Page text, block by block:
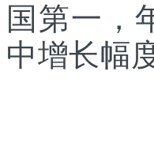
国第一，
中增长幅